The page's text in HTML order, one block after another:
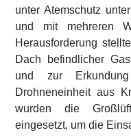
unter Atemschutz
und mit mehreren
Herausforderung
Dach befindlicher
und zur
Drohneneinheit aus
wurden die
eingesetzt, um die